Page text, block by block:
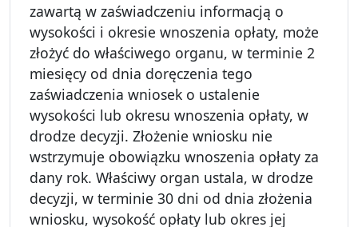
zawartą w zaświadczeniu informacją o
wysokości i okresie wnoszenia opłaty, może
złożyć do właściwego organu, w terminie 2
miesięcy od dnia doręczenia tego
zaświadczenia wniosek o ustalenie
wysokości lub okresu wnoszenia opłaty, w
drodze decyzji. Złożenie wniosku nie
wstrzymuje obowiązku wnoszenia opłaty za
dany rok. Właściwy organ ustala, w drodze
decyzji, w terminie 30 dni od dnia złożenia
wniosku, wysokość opłaty lub okres jej